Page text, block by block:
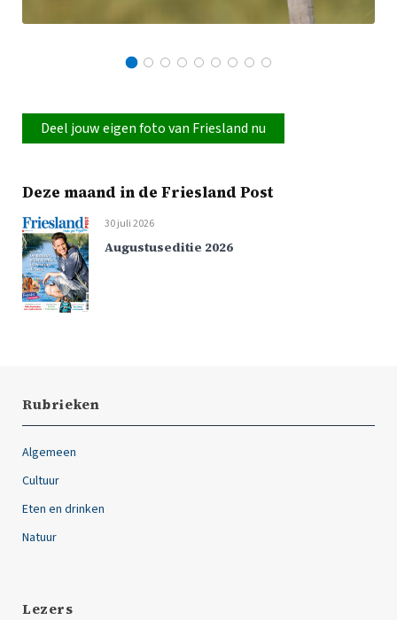
Deel jouw eigen foto van Friesland nu
Deze maand in de Friesland Post
30 juli 2026
Augustuseditie 2026
Rubrieken
Algemeen
Cultuur
Eten en drinken
Natuur
Lezers